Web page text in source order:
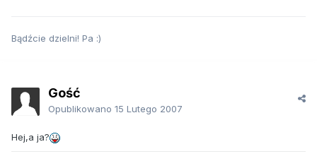
Bądźcie dzielni! Pa :)
Gość
Opublikowano 15 Lutego 2007
Hej,a ja?